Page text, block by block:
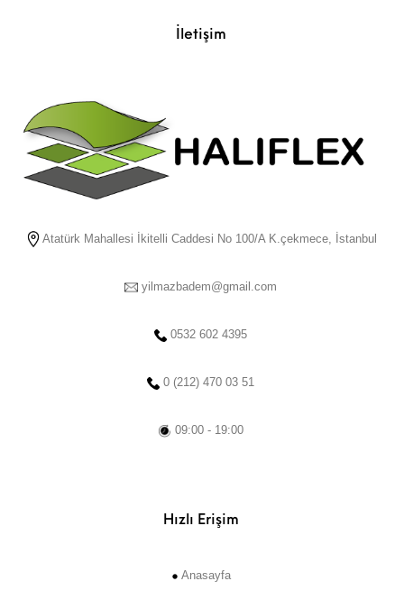
İletişim
Atatürk Mahallesi İkitelli Caddesi No 100/A K.çekmece, İstanbul
yilmazbadem@gmail.com
0532 602 4395
0 (212) 470 03 51
09:00 - 19:00
Hızlı Erişim
Anasayfa